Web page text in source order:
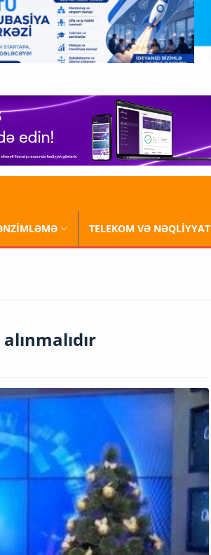
TELEKOM VƏ NƏQLİYYAT